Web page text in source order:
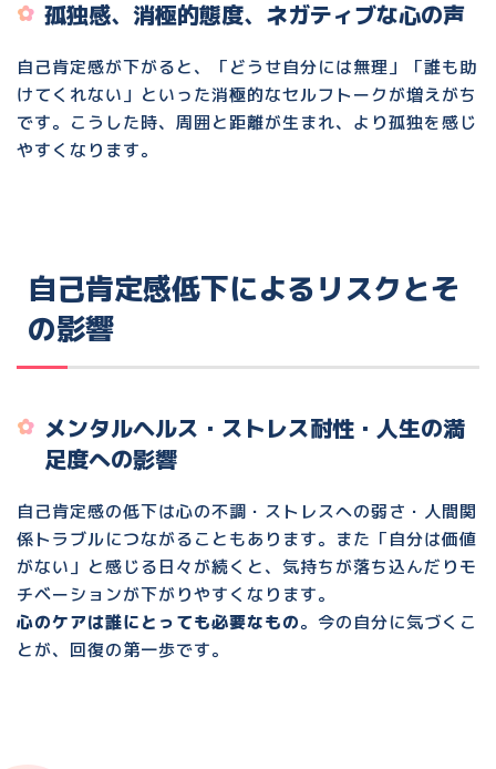
孤独感、消極的態度、ネガティブな心の声
自己肯定感が下がると、「どうせ自分には無理」「誰も助
けてくれない」といった消極的なセルフトークが増えがち
です。こうした時、周囲と距離が生まれ、より孤独を感じ
やすくなります。
自己肯定感低下によるリスクとそ
の影響
メンタルヘルス・ストレス耐性・人生の満
足度への影響
自己肯定感の低下は心の不調・ストレスへの弱さ・人間関
係トラブルにつながることもあります。また「自分は価値
がない」と感じる日々が続くと、気持ちが落ち込んだりモ
チベーションが下がりやすくなります。
心のケアは誰にとっても必要なもの。今の自分に気づくこ
とが、回復の第一歩です。